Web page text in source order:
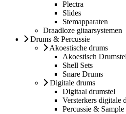
Plectra
Slides
Stemapparaten
Draadloze gitaarsystemen
Drums & Percussie
Akoestische drums
Akoestisch Drumstel
Shell Sets
Snare Drums
Digitale drums
Digitaal drumstel
Versterkers digitale
Percussie & Sample